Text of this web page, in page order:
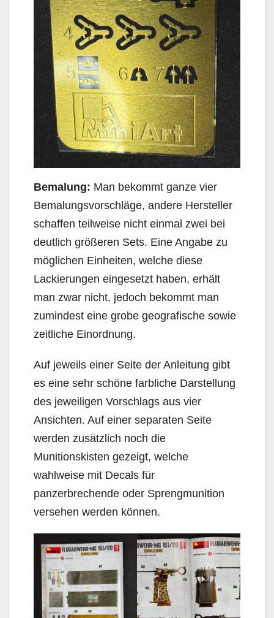
Bemalung: Man bekommt ganze vier
Bemalungsvorschläge, andere Hersteller
schaffen teilweise nicht einmal zwei bei
deutlich größeren Sets. Eine Angabe zu
möglichen Einheiten, welche diese
Lackierungen eingesetzt haben, erhält
man zwar nicht, jedoch bekommt man
zumindest eine grobe geografische sowie
zeitliche Einordnung.
Auf jeweils einer Seite der Anleitung gibt
es eine sehr schöne farbliche Darstellung
des jeweiligen Vorschlags aus vier
Ansichten. Auf einer separaten Seite
werden zusätzlich noch die
Munitionskisten gezeigt, welche
wahlweise mit Decals für
panzerbrechende oder Sprengmunition
versehen werden können.